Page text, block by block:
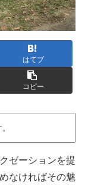
はてブ
コピー
ゼーションを提
なければその魅